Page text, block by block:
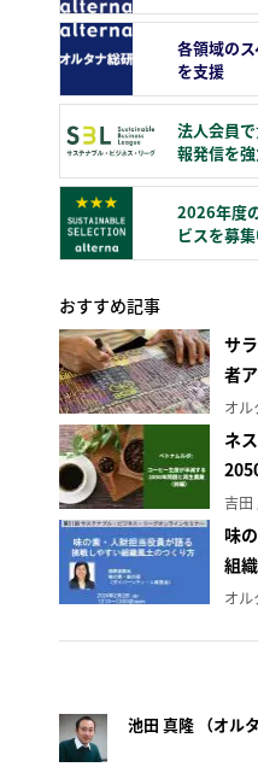
各領域の
を支援
法人会員
報発信を
2026年度
ビスを募
おすすめ記事
サ
者
オル
ネ
味
組
オル
池田 真隆 （オル